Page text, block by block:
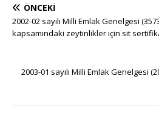
ÖNCEKI
2002-02 sayılı Milli Emlak Genelgesi
kapsamındaki zeytinlikler için sit
2003-01 sayılı Milli Emlak Genelgesi